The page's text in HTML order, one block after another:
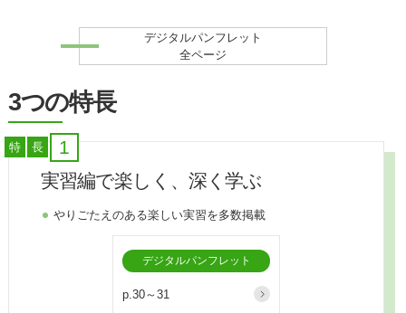
デジタルパンフレット
全ページ
3つの特長
特 長
1
実習編で楽しく、深く学ぶ
やりごたえのある楽しい実習を多数掲載
デジタルパンフレット
p.30～31